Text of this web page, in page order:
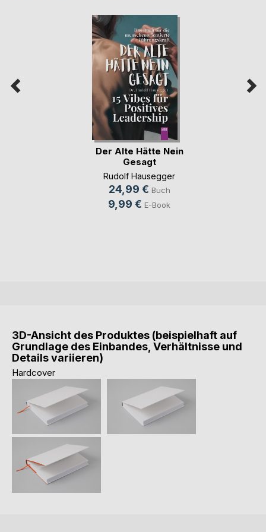
Der Alte Hätte Nein
Gesagt
Rudolf Hausegger
24,99 € Buch
9,99 € E-Book
3D-Ansicht des Produktes (beispielhaft auf
Grundlage des Einbandes, Verhältnisse und
Details variieren)
Hardcover